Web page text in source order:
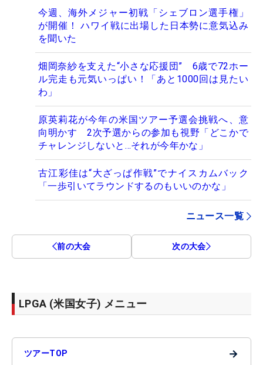
今週、海外メジャー初戦「シェブロン選手権」
が開催！ ハワイ戦に出場した日本勢に意気込み
を聞いた
畑岡奈紗を支えた“小さな応援団” 6歳で72ホー
ル完走も元気いっぱい！「あと1000回は見たい
わ」
原英莉花が今年の米国ツアー予選会挑戦へ、意
向明かす 2次予選からの参加も視野「どこかで
チャレンジしないと…それが今年かな」
古江彩佳は“大ざっぱ作戦”でナイスカムバック
「一歩引いてラウンドするのもいいのかな」
ニュース一覧
前の大会 次の大会
LPGA (米国女子) メニュー
ツアーTOP →